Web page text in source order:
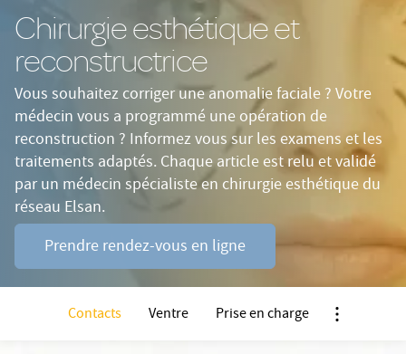
contenu
principal
Chirurgie esthétique et
reconstructrice
Vous souhaitez corriger une anomalie faciale ? Votre
médecin vous a programmé une opération de
reconstruction ? Informez vous sur les examens et les
traitements adaptés. Chaque article est relu et validé
par un médecin spécialiste en chirurgie esthétique du
réseau Elsan.
Prendre rendez-vous en ligne
Contacts Ventre Prise en charge